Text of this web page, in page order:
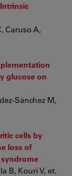
Caruso A,
glucose on
Sánchez M,
cells by
loss of
B, Kouri V, et.